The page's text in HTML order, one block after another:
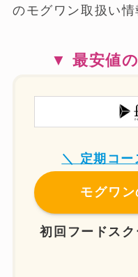
のモグワン取扱い情
▼ 最安値
＼ 定期コ
モグワ
初回フードス